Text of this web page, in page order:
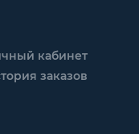
кабинет
заказов